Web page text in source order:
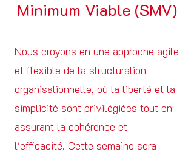
Minimum Viable (SMV)
Nous croyons en une approche agile
et flexible de la structuration
organisationnelle, où la liberté et la
simplicité sont privilégiées tout en
assurant la cohérence et
l'efficacité. Cette semaine sera